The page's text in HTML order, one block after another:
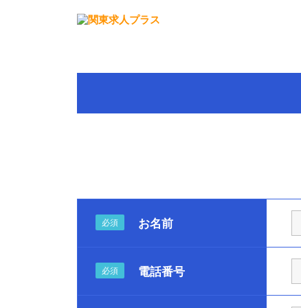
必須 お名前
必須 電話番号